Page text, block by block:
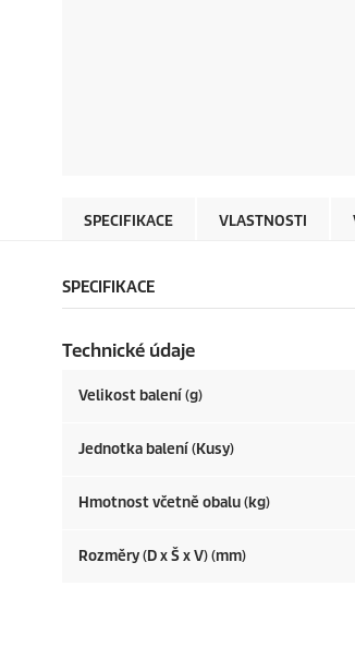
SPECIFIKACE VLASTNOSTI
SPECIFIKACE
Technické údaje
Velikost balení (g)
Jednotka balení (Kusy)
Hmotnost včetně obalu (kg)
Rozměry (D x Š x V) (mm)